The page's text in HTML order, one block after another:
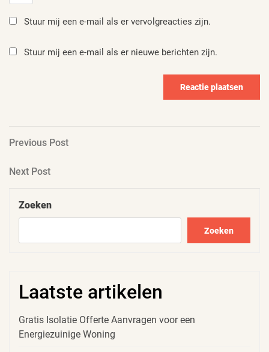
Stuur mij een e-mail als er vervolgreacties zijn.
Stuur mij een e-mail als er nieuwe berichten zijn.
Berichtnavigatie
Previous
Previous Post
Next
Next Post
Zoeken
Zoeken
Laatste artikelen
Gratis Isolatie Offerte Aanvragen voor een
Energiezuinige Woning